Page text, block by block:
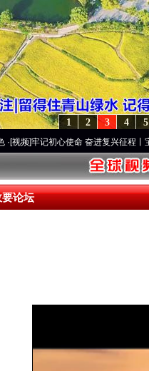
5
4
3
2
1
初心使命 奋进复兴征程丨宝塔山下好
要论坛